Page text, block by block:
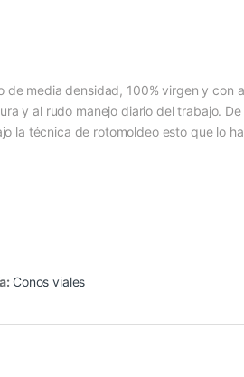
de media densidad, 100% virgen y con
y al rudo manejo diario del trabajo.
la técnica de rotomoldeo esto que lo
Conos viales